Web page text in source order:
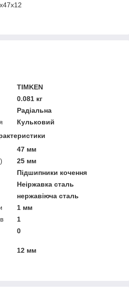
TIMKEN
0.081 кг
Радіальна
Кульковий
47 мм
25 мм
Підшипники кочення
Неіржавка сталь
нержавіюча сталь
1 мм
1
0
12 мм